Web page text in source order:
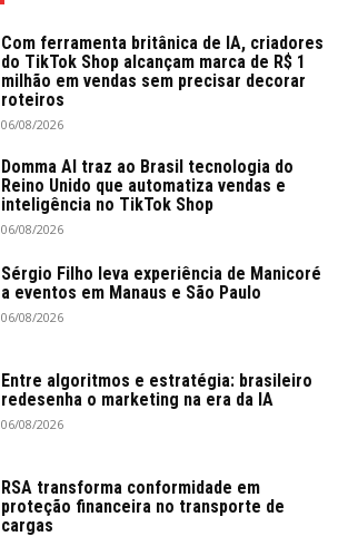
Com ferramenta britânica de IA, criadores
do TikTok Shop alcançam marca de R$ 1
milhão em vendas sem precisar decorar
roteiros
06/08/2026
Domma AI traz ao Brasil tecnologia do
Reino Unido que automatiza vendas e
inteligência no TikTok Shop
06/08/2026
Sérgio Filho leva experiência de Manicoré
a eventos em Manaus e São Paulo
06/08/2026
Entre algoritmos e estratégia: brasileiro
redesenha o marketing na era da IA
06/08/2026
RSA transforma conformidade em
proteção financeira no transporte de
cargas